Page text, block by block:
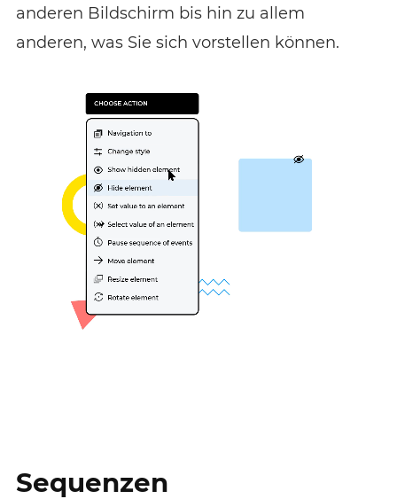
anderen Bildschirm bis hin zu allem
anderen, was Sie sich vorstellen können.
Sequenzen